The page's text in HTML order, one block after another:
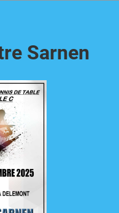
Sarnen